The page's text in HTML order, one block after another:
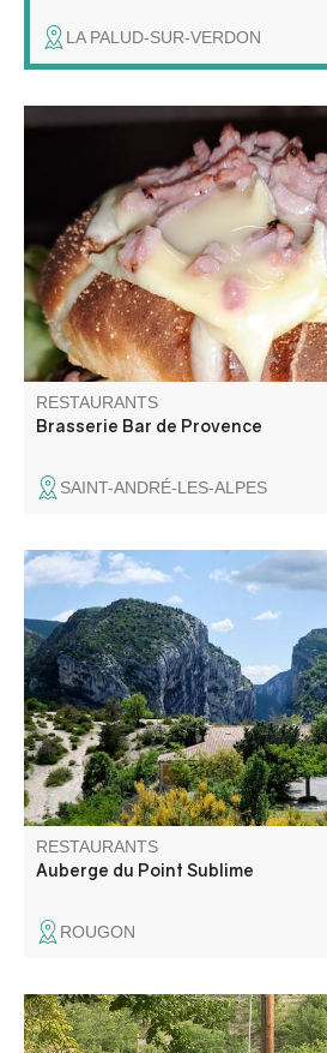
LA PALUD-SUR-VERDON
L’équipe du Bar de Provence, votre
restauration familial vous accueille
RESTAURANTS
Brasserie Bar de Provence
SAINT-ANDRÉ-LES-ALPES
Une auberge atypique avec de
terrasse ombragée et une cuisine
Labelisé Pays gourmand et
guides Routard, Michelin, Petit
RESTAURANTS
Auberge du Point Sublime
ROUGON
Table d'hôtes à la ferme avec les